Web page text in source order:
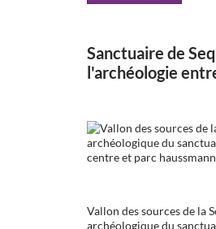
Sanctuaire de
l'archéologie
Vallon des sources de la
archéologique du